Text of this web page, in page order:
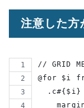
注意した方
// GRID
@for $i
  .c#{$i}